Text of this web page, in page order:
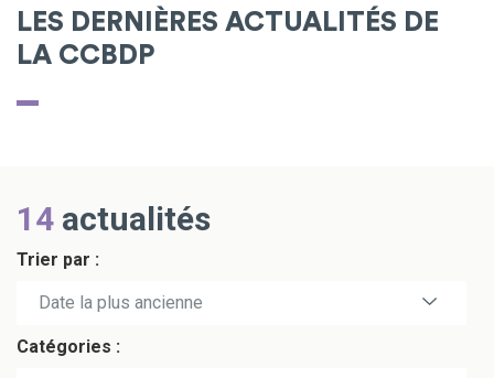
LES DERNIÈRES ACTUALITÉS DE
LA CCBDP
14 actualités
Trier par :
Date la plus récente
Date la plus ancienne
Catégories :